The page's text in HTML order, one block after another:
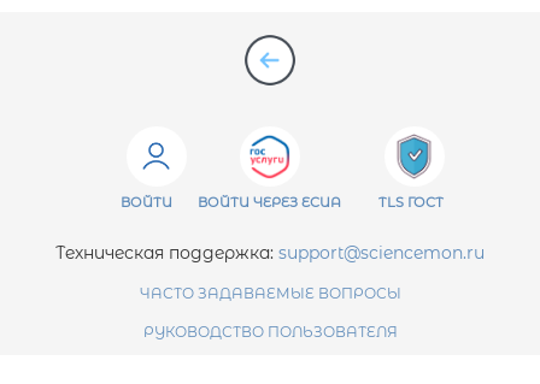
ВОЙТИ ВОЙТИ ЧЕРЕЗ ЕСИА TLS ГОСТ
Техническая поддержка: support@sciencemon.ru
ЧАСТО ЗАДАВАЕМЫЕ ВОПРОСЫ
РУКОВОДСТВО ПОЛЬЗОВАТЕЛЯ